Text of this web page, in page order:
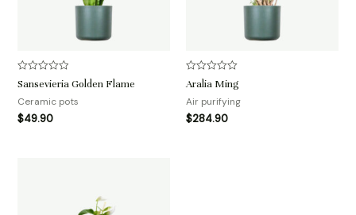
评
分
0
&sol;
5
Sansevieria Golden Flame
Ceramic pots
$49.90
评
分
0
&sol;
5
Aralia Ming
Air purifying
$284.90